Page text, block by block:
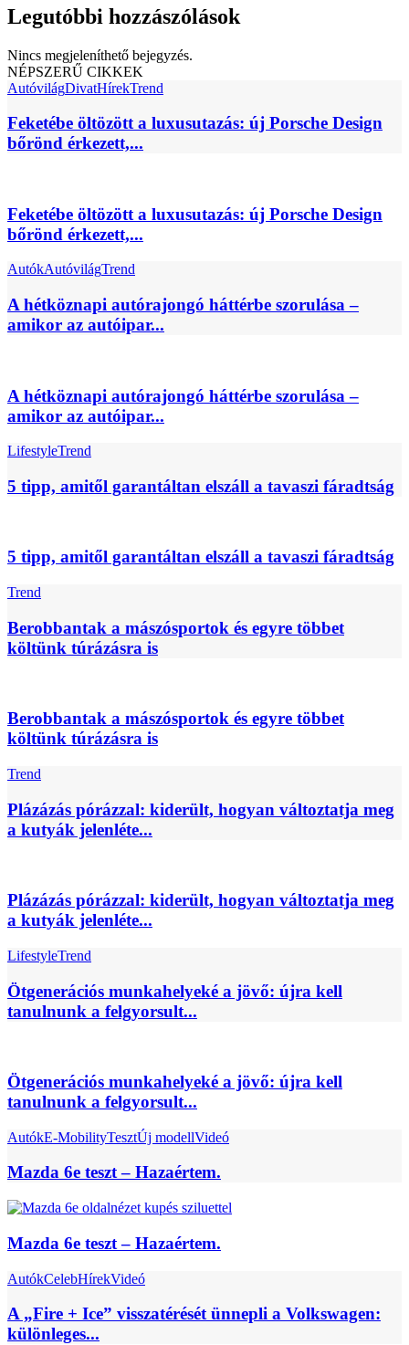
Legutóbbi hozzászólások
Nincs megjeleníthető bejegyzés.
NÉPSZERŰ CIKKEK
AutóvilágDivatHírekTrend
Feketébe öltözött a luxusutazás: új Porsche Design
bőrönd érkezett,...
Feketébe öltözött a luxusutazás: új Porsche Design
bőrönd érkezett,...
AutókAutóvilágTrend
A hétköznapi autórajongó háttérbe szorulása –
amikor az autóipar...
A hétköznapi autórajongó háttérbe szorulása –
amikor az autóipar...
LifestyleTrend
5 tipp, amitől garantáltan elszáll a tavaszi fáradtság
5 tipp, amitől garantáltan elszáll a tavaszi fáradtság
Trend
Berobbantak a mászósportok és egyre többet
költünk túrázásra is
Berobbantak a mászósportok és egyre többet
költünk túrázásra is
Trend
Plázázás pórázzal: kiderült, hogyan változtatja meg
a kutyák jelenléte...
Plázázás pórázzal: kiderült, hogyan változtatja meg
a kutyák jelenléte...
LifestyleTrend
Ötgenerációs munkahelyeké a jövő: újra kell
tanulnunk a felgyorsult...
Ötgenerációs munkahelyeké a jövő: újra kell
tanulnunk a felgyorsult...
AutókE-MobilityTesztÚj modellVideó
Mazda 6e teszt – Hazaértem.
Mazda 6e teszt – Hazaértem.
AutókCelebHírekVideó
A „Fire + Ice” visszatérését ünnepli a Volkswagen:
különleges...